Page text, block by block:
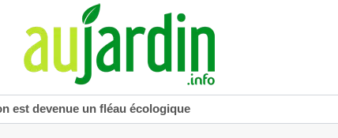
est devenue un fléau écologique